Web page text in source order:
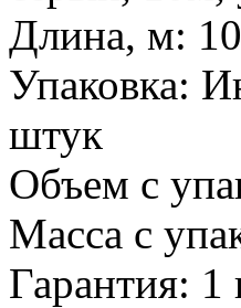
Длина, м: 10
Упаковка:
штук
Объем с
Масса с
Гарантия: 1